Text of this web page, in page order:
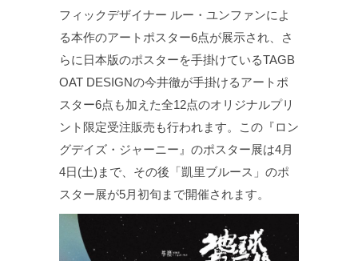
フィックデザイナー ルー・ユンファンによ
る本作のアートポスター6点が展示され、さ
らに日本版のポスターを手掛けているTAGB
OAT DESIGNの今井徹が手掛けるアートポ
スター6点も加えた全12点のオリジナルプリ
ント限定受注販売も行われます。この『ロン
グデイズ・ジャーニー』のポスター展は4月
4日(土)まで、その後「凱里ブルース」のポ
スター展が5月初旬まで開催されます。